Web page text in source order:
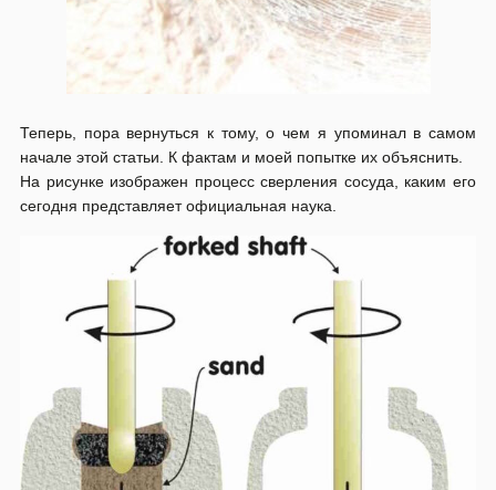
Теперь, пора вернуться к тому, о чем я упоминал в самом
начале этой статьи. К фактам и моей попытке их объяснить.
На рисунке изображен процесс сверления сосуда, каким его
сегодня представляет официальная наука.